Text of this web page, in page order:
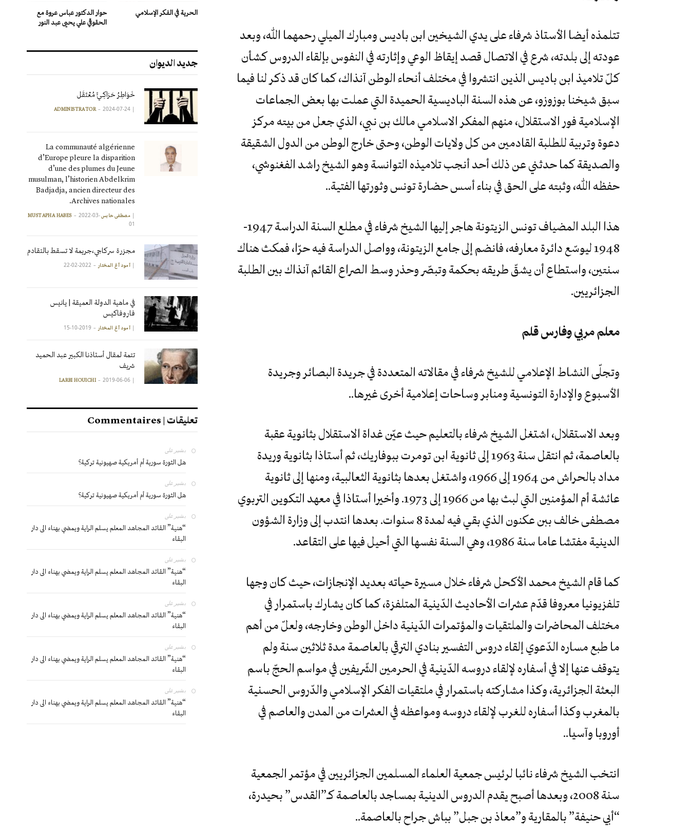
تتلمذه أيضا الأستاذ شرفاء على يدي الشيخين ابن باديس ومبارك الميلي رحمهما الله، وبعد
عودته إلى بلدته، شرع في الاتصال قصد إيقاظ الوعي وإثارته في النفوس بإلقاء الدروس كشأن
كلّ تلاميذ ابن باديس الذين انتشروا في مختلف أنحاء الوطن آنذاك، كما كان قد ذكر لنا فيما
سبق شيخنا بوزوزو، عن هذه السنة الباديسية الحميدة التي عملت بها بعض الجماعات
الإسلامية فور الاستقلال، منهم المفكر الاسلامي مالك بن نبي، الذي جعل من بيته مركز
دعوة وتربية للطلبة القادمين من كل ولايات الوطن، وحتى خارج الوطن من الدول الشقيقة
والصديقة كما حدثني عن ذلك أحد أنجب تلاميذه التوانسة وهو الشيخ راشد الفغنوشي،
حفظه الله، وثبته على الحق في بناء أسس حضارة تونس وثورتها الفتية..
هذا البلد المضياف تونس الزيتونة هاجر إليها الشيخ شرفاء في مطلع السنة الدراسة 1947-
1948 ليوسّع دائرة معارفه، فانضم إلى جامع الزيتونة، وواصل الدراسة فيه حرّا، فمكث هناك
سنتين، واستطاع أن يشقّ طريقه بحكمة وتبصّر وحذر وسط الصراع القائم آنذاك بين الطلبة
الجزائريين.
معلم مربي وفارس قلم
وتجلّى النشاط الإعلامي للشيخ شرفاء في مقالاته المتعددة في جريدة البصائر وجريدة
الأسبوع والإدارة التونسية ومنابر وساحات إعلامية أخرى غيرها..
وبعد الاستقلال، اشتغل الشيخ شرفاء بالتعليم حيث عيّن غداة الاستقلال بثانوية عقبة
بالعاصمة، ثم انتقل سنة 1963 إلى ثانوية ابن تومرت ببوفاريك، ثم أستاذا بثانوية وريدة
مداد بالحراش من 1964 إلى 1966، واشتغل بعدها بثانوية الثعالبية، ومنها إلى ثانوية
عائشة أم المؤمنين التي لبث بها من 1966 إلى 1973. وأخيرا أستاذا في معهد التكوين التربوي
مصطفى خالف ببن عكنون الذي بقي فيه لمدة 8 سنوات. بعدها انتدب إلى وزارة الشؤون
الدينية مفتشا عاما سنة 1986، وهي السنة نفسها التي أحيل فيها على التقاعد.
كما قام الشيخ محمد الأكحل شرفاء خلال مسيرة حياته بعديد الإنجازات، حيث كان وجها
تلفزيونيا معروفا قدّم عشرات الأحاديث الدّينية المتلفزة، كما كان يشارك باستمرار في
مختلف المحاضرات والملتقيات والمؤتمرات الدّينية داخل الوطن وخارجه، ولعلّ من أهم
ما طبع مساره الدّعوي إلقاء دروس التفسير بنادي الترقي بالعاصمة مدة ثلاثين سنة ولم
يتوقف عنها إلا في أسفاره لإلقاء دروسه الدّينية في الحرمين الشّريفين في مواسم الحجّ باسم
البعثة الجزائرية، وكذا مشاركته باستمرار في ملتقيات الفكر الإسلامي والدّروس الحسنية
بالمغرب وكذا أسفاره للغرب لإلقاء دروسه ومواعظه في العشرات من المدن والعاصم في
أوروبا وآسيا..
انتخب الشيخ شرفاء نائبا لرئيس جمعية العلماء المسلمين الجزائريين في مؤتمر الجمعية
سنة 2008، وبعدها أصبح يقدم الدروس الدينية بمساجد بالعاصمة كـ”القدس” بحيدرة،
“أبي حنيفة” بالمقارية و”معاذ بن جبل” بباش جراح بالعاصمة..
الحرية في الفكر الإسلامي
حوار الدكتور عباس عروة مع
الحقوقي علي يحيى عبد النور
جديد الديوان
خَوَاطِرُ حَرَاكِـيٍّ مُعْتَقَل
|
ADMINISTRATOR 2024-07-24
La communauté algérienne
d’Europe pleure la disparition
d’une des plumes du Jeune
musulman, l’historien Abdelkrim
Badjadja, ancien directeur des
Archives nationales.
| مصطفى حابس MUSTAPHA HABES2022-03-
01
مجزرة سركاجي،جريمة لا تسقط بالتقادم
| آمود أغ المختار 2022-02-22
في ماهية الدولة العميقة | يانيس
فاروفاكيس
| آمود أغ المختار 2019-10-15
تتمة لمقال أستاذنا الكبير عبد الحميد
شريف
|
LARBI HOUICHI 2019-06-06
تعليقات | Commentaires
بشير على
هل الثورة سورية أم أمريكية صهيونية تركية؟
بشير على
هل الثورة سورية أم أمريكية صهيونية تركية؟
بشير على
“هنية” القائد المجاهد المعلم يسلم الراية ويمضي بهناء الى دار
البقاء
بشير على
“هنية” القائد المجاهد المعلم يسلم الراية ويمضي بهناء الى دار
البقاء
بشير على
“هنية” القائد المجاهد المعلم يسلم الراية ويمضي بهناء الى دار
البقاء
بشير على
“هنية” القائد المجاهد المعلم يسلم الراية ويمضي بهناء الى دار
البقاء
بشير على
“هنية” القائد المجاهد المعلم يسلم الراية ويمضي بهناء الى دار
البقاء